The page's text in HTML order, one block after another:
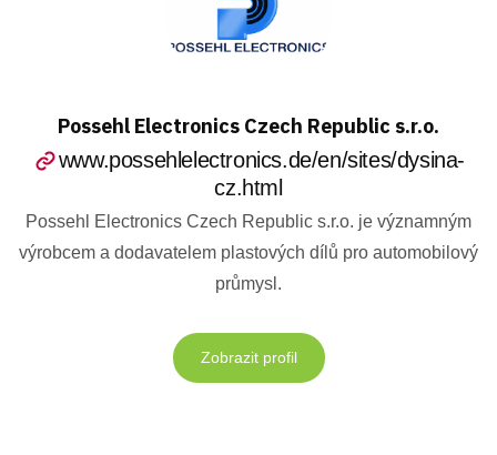
Possehl Electronics Czech Republic s.r.o.
www.possehlelectronics.de/en/sites/dysina-
cz.html
Possehl Electronics Czech Republic s.r.o. je významným
výrobcem a dodavatelem plastových dílů pro automobilový
průmysl.
Zobrazit profil